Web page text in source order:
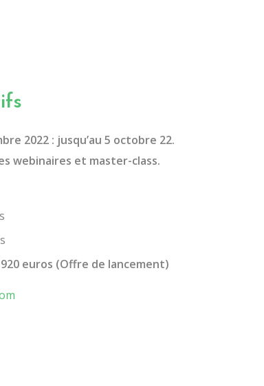
2022 : jusqu’au 5 octobre 22.
webinaires et master-class.
euros (Offre de lancement)